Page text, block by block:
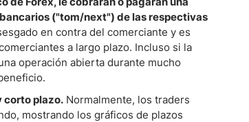
("tom/next") de las respectivas
en contra del comerciante y es
a largo plazo. Incluso si la
operación abierta durante mucho
corto plazo. Normalmente, los traders
mostrando los gráficos de plazos